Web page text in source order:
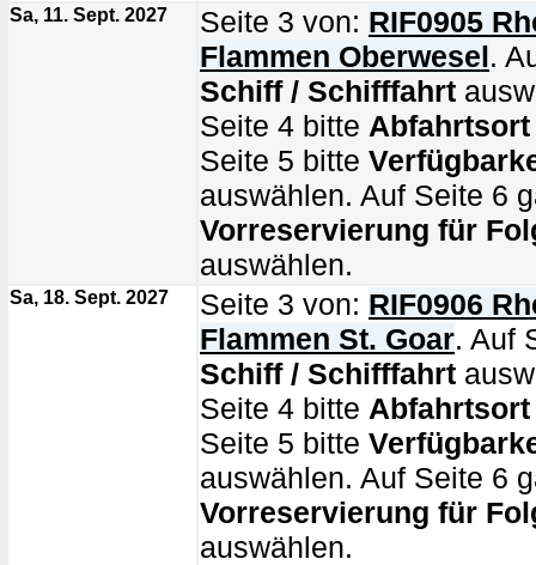
Sa, 11. Sept. 2027 Seite 3 von: RIF0905
Flammen Oberwesel.
Schiff / Schifffahrt
Seite 4 bitte Abfahrtsort
Seite 5 bitte
auswählen. Auf Seite 6
Vorreservierung für
auswählen.
Sa, 18. Sept. 2027 Seite 3 von: RIF0906
Flammen St. Goar. Auf
Schiff / Schifffahrt
Seite 4 bitte Abfahrtsort
Seite 5 bitte
auswählen. Auf Seite 6
Vorreservierung für
auswählen.